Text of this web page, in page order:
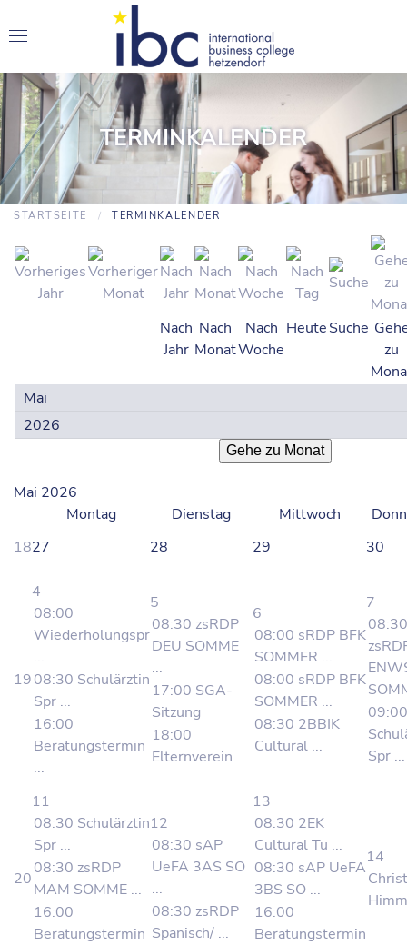
TERMINKALENDER
STARTSEITE TERMINKALENDER
Nach
Jahr
Nach
Monat
Nach
Woche
HeuteSuche
zu
Gehe zu Monat
Mai 2026
Montag
Dienstag Mittwoch
1827 28 29 30
19
4
08:00
Wiederholungspr
...
08:30 Schulärztin
Spr ...
16:00
Beratungstermin
...
5
08:30 zsRDP
DEU SOMME
...
17:00 SGA-
Sitzung
18:00
Elternverein
6
08:00 sRDP BFK
SOMMER ...
08:00 sRDP BFK
SOMMER ...
08:30 2BBIK
Cultural ...
7
08:30
09:00
Spr ...
20
11
08:30 Schulärztin
Spr ...
08:30 zsRDP
MAM SOMME ...
16:00
Beratungstermin
12
08:30 sAP
UeFA 3AS SO
...
08:30 zsRDP
Spanisch/ ...
13
08:30 2EK
Cultural Tu ...
08:30 sAP UeFA
3BS SO ...
16:00
Beratungstermin
14